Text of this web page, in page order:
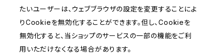
たいユーザーは、ウェブブラウザの設定を変更することによ
りCookieを無効化することができます。但し、Cookieを
無効化すると、当ショップのサービスの一部の機能をご利
用いただけなくなる場合があります。